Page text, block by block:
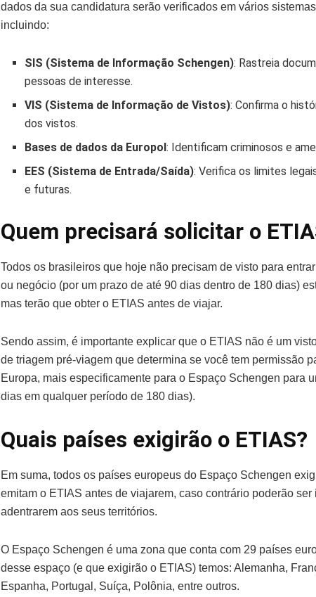
dados da sua candidatura serão verificados em vários
incluindo:
SIS (Sistema de Informação Schengen): Rastreia
pessoas de interesse.
VIS (Sistema de Informação de Vistos): Confirma o
dos vistos.
Bases de dados da Europol: Identificam criminosos e
EES (Sistema de Entrada/Saída): Verifica os limites
e futuras.
Quem precisará solicitar o
Todos os brasileiros que hoje não precisam de visto para
ou negócio (por um prazo de até 90 dias dentro de 180 dias)
mas terão que obter o ETIAS antes de viajar.
Sendo assim, é importante explicar que o ETIAS não é um
de triagem pré-viagem que determina se você tem permissão
Europa, mais especificamente para o Espaço Schengen para
dias em qualquer período de 180 dias).
Quais países exigirão o ETIAS?
Em suma, todos os países europeus do Espaço Schengen
emitam o ETIAS antes de viajarem, caso contrário poderão ser
adentrarem aos seus territórios.
O Espaço Schengen é uma zona que conta com 29 países
desse espaço (e que exigirão o ETIAS) temos: Alemanha,
Espanha, Portugal, Suíça, Polônia, entre outros.